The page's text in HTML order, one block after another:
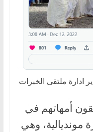
ملتقى الخبرات
أمهاتهم في
وهي